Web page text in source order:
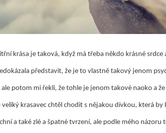
krása je taková, když má třeba někdo krásné srdce
představit, že je to vlastně takový jenom
potom mi řekli, že tohle je jenom takové naoko a
krasavec chtěl chodit s nějakou dívkou, která by
a také zlé a špatné tvrzení, ale podle mého názoru